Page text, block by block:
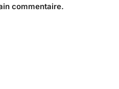
commentaire.